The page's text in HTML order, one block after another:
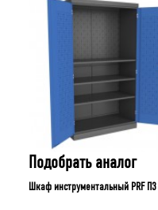
Подобрать аналог
Шкаф инструментальный PRF П3